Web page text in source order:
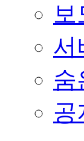
보
서
숨
공